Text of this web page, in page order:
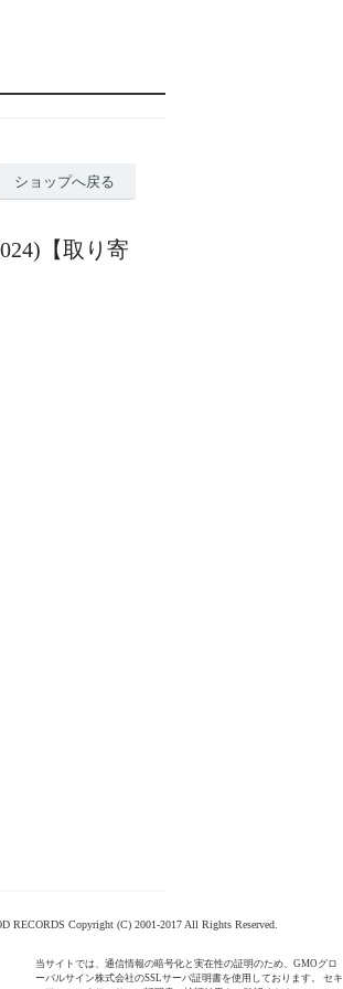
ショップへ戻る
【取り寄
RECORDS Copyright (C) 2001-2017 All Rights Reserved.
当サイトでは、通信情報の暗号化と実在性の証明のため、GMOグロ
ーバルサイン株式会社のSSLサーバ証明書を使用しております。 セキ